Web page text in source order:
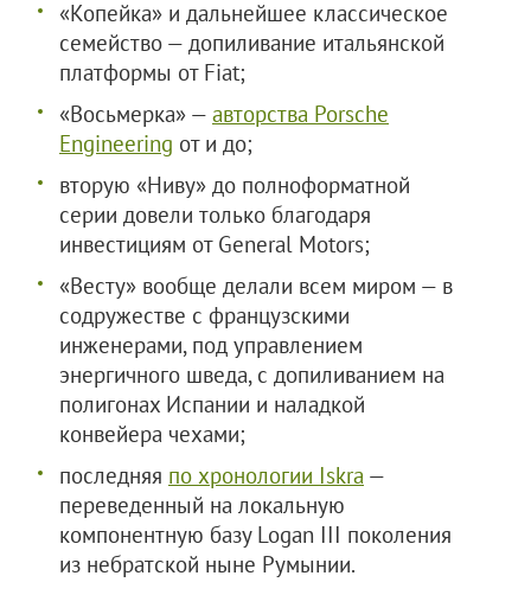
«Копейка» и дальнейшее классическое
семейство — допиливание итальянской
платформы от Fiat;
«Восьмерка» — авторства Porsche
Engineering от и до;
вторую «Ниву» до полноформатной
серии довели только благодаря
инвестициям от General Motors;
«Весту» вообще делали всем миром — в
содружестве с французскими
инженерами, под управлением
энергичного шведа, с допиливанием на
полигонах Испании и наладкой
конвейера чехами;
последняя по хронологии Iskra —
переведенный на локальную
компонентную базу Logan III поколения
из небратской ныне Румынии.